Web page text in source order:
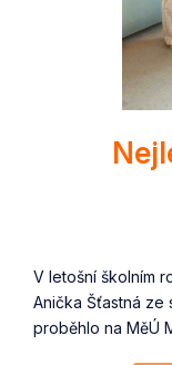
V letošní školním
Anička Šťastná ze
proběhlo na MěÚ